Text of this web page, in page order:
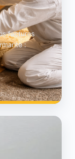
factures
: